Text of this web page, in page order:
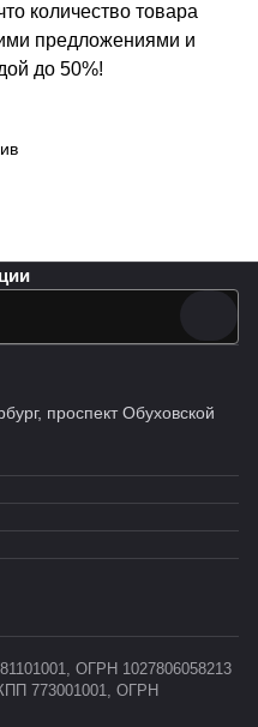
количество товара
предложениями и
до 50%!
проспект Обуховской
ОГРН 1027806058213
773001001, ОГРН